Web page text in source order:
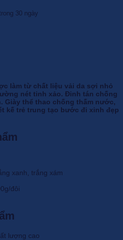
30 ngày
làm từ chất liệu vải da sợi nhỏ
nét tinh xảo. Đinh tán chống
Giày thể thao chống thấm nước,
kế trẻ trung tạo bước đi xinh đẹp
xanh, trắng xám
đôi
lượng cao